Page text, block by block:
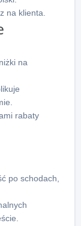
na klienta.
na
rabaty
po schodach,